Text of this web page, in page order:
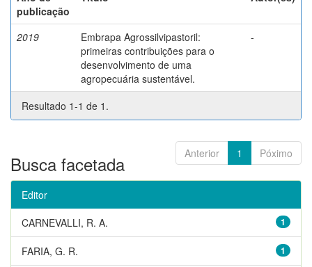
publicação
2019
Embrapa Agrossilvipastoril:
primeiras contribuições para o
desenvolvimento de uma
agropecuária sustentável.
-
Resultado 1-1 de 1.
Anterior 1 Póximo
Busca facetada
Editor
1
CARNEVALLI, R. A.
1
FARIA, G. R.